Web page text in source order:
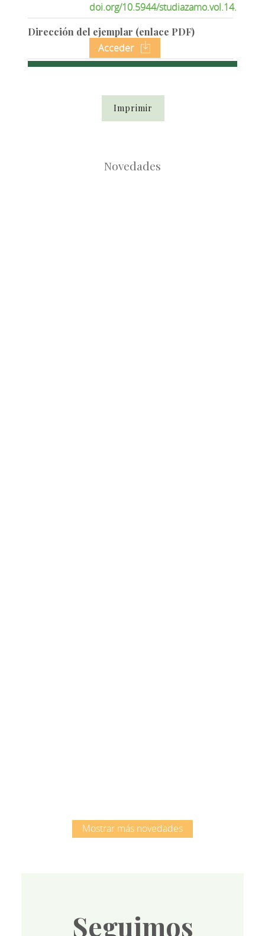
doi.org/10.5944/
Dirección del ejemplar (enlace PDF)
Acceder
Imprimir
Novedades
Mostrar más novedades
Seguimos